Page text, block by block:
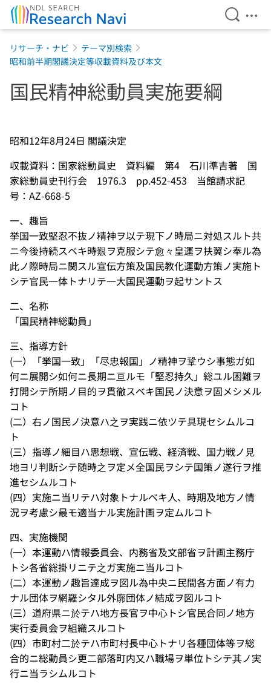
Open
リサーチ・ナビ
テーマ別検索
昭和前半期閣議決定等収載資料及び本文
国民精神総動員実施要綱
昭和12年8月24日 閣議決定
収載資料：国家総動員史 資料編 第4 石川準吉著 国
家総動員史刊行会 1976.3 pp.452-453 当館請求記
号：AZ-668-5
一、趣旨
挙国一致堅忍不抜ノ精神ヲ以テ現下ノ時局ニ対処スルト共
ニ今後持続スベキ時艱ヲ克服シテ愈々皇運ヲ扶翼シ奉ル為
此ノ際時局ニ関スル宣伝方策及国民教化運動方策ノ実施ト
シテ官民一体トナリテ一大国民運動ヲ起サントス
二、名称
「国民精神総動員」
三、指導方針
(一）「挙国一致」「尽忠報国」ノ精神ヲ鞏ウシ事態ガ如
何ニ展開シ如何ニ長期ニ亘ルモ「堅忍持久」総ユル困難ヲ
打開シテ所期ノ目的ヲ貫徹スベキ国民ノ決意ヲ固メシメル
コト
(二）右ノ国民ノ決意ハ之ヲ実践ニ依ツテ具現セシムルコ
ト
(三）指導ノ細目ハ思想戦、宣伝戦、経済戦、国力戦ノ見
地ヨリ判断シテ随時之ヲ定メ全国民ヲシテ国策ノ遂行ヲ推
進セシムルコト
(四）実施ニ当リテハ対象トナルベキ人、時期及地方ノ情
況ヲ考慮シ最モ適当ナル実施計画ヲ定ムルコト
四、実施機関
(一）本運動ハ情報委員会、内務省及文部省ヲ計画主務庁
トシ各省総掛リニテ之ガ実施ニ当ルコト
(二）本運動ノ趣旨達成ヲ図ル為中央ニ民間各方面ノ有力
ナル団体ヲ網羅シタル外廓団体ノ結成ヲ図ルコト
(三）道府県ニ於テハ地方長官ヲ中心トシ官民合同ノ地方
実行委員会ヲ組織スルコト
(四）市町村二於テハ市町村長中心トナリ各種団体等ヲ総
合的ニ総動員シ更二部落町内又ハ職場ヲ単位トシテ其ノ実
行ニ当ラシムルコト